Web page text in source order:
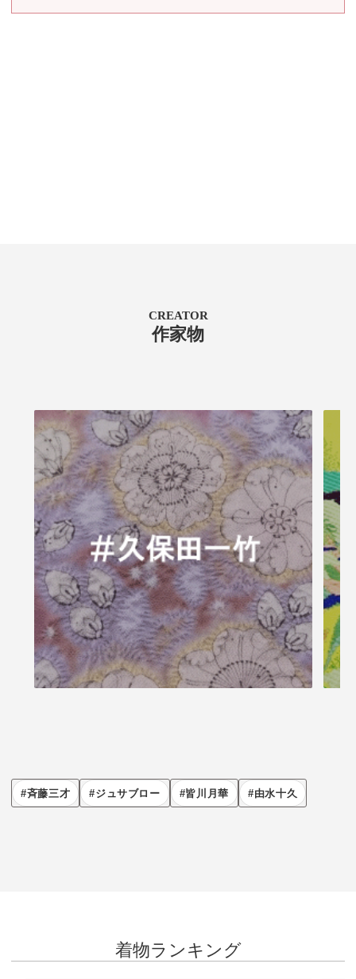
CREATOR
作家物
斉藤三才 ジュサブロー 皆川月華 由水十久
着物ランキング